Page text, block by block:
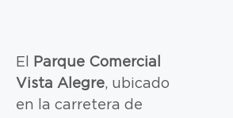
El
Parque Comercial
Vista Alegre, ubicado
en la carretera de